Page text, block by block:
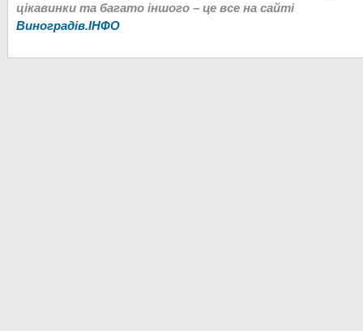
цікавинки та багато іншого – це все на сайті
Виноградів.ІНФО